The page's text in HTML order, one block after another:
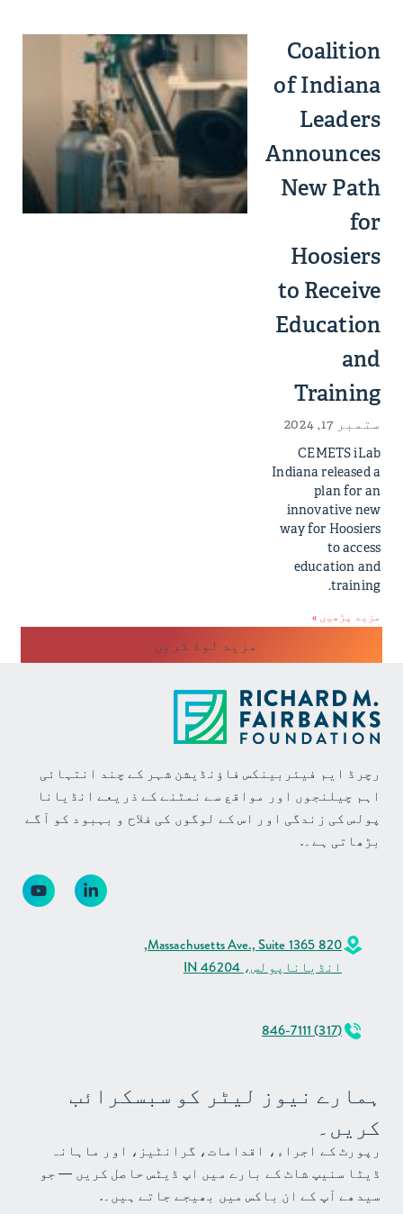
Coalition
of Indiana
Leaders
Announces
New Path
for
Hoosiers
to Receive
Education
and
Training
ستمبر 17, 2024
CEMETS iLab
Indiana released a
plan for an
innovative new
way for Hoosiers
to access
education and
training.
مزید پڑھیں »
مزید لوڈ کریں۔
رچرڈ ایم فیئربینکس فاؤنڈیشن شہر کے چند انتہائی
اہم چیلنجوں اور مواقع سے نمٹنے کے ذریعے انڈیانا
پولس کی زندگی اور اس کے لوگوں کی فلاح و بہبود کو آگے
بڑھاتی ہے۔.
820 Massachusetts Ave., Suite 1365,
انڈیاناپولس، IN 46204
(317) 846-7111
ہمارے نیوز لیٹر کو سبسکرائب
کریں۔
رپورٹ کے اجراء، اقدامات، گرانٹیز، اور ماہانہ
ڈیٹا سنیپ شاٹ کے بارے میں اپ ڈیٹس حاصل کریں — جو
سیدھے آپ کے ان باکس میں بھیجے جاتے ہیں۔.